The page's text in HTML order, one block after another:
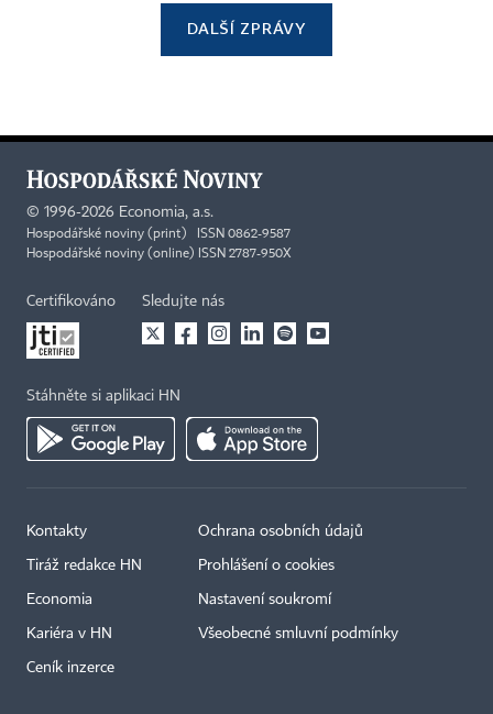
DALŠÍ ZPRÁVY
© 1996-2026 Economia, a.s.
Hospodářské noviny (print) ISSN 0862-9587
Hospodářské noviny (online) ISSN 2787-950X
Certifikováno Sledujte nás
Stáhněte si aplikaci HN
Kontakty
Tiráž redakce HN
Economia
Kariéra v HN
Ceník inzerce
Ochrana osobních údajů
Prohlášení o cookies
Nastavení soukromí
Všeobecné smluvní podmínky